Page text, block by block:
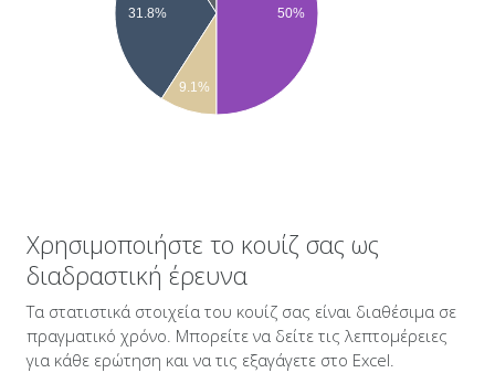
31.8%
9.1%
50%
Χρησιμοποιήστε το κουίζ σας ως
διαδραστική έρευνα
Τα στατιστικά στοιχεία του κουίζ σας είναι διαθέσιμα σε
πραγματικό χρόνο. Μπορείτε να δείτε τις λεπτομέρειες
για κάθε ερώτηση και να τις εξαγάγετε στο Excel.